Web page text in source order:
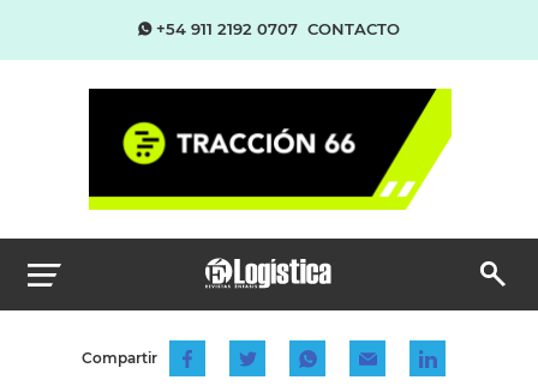
+54 911 2192 0707 CONTACTO
Compartir